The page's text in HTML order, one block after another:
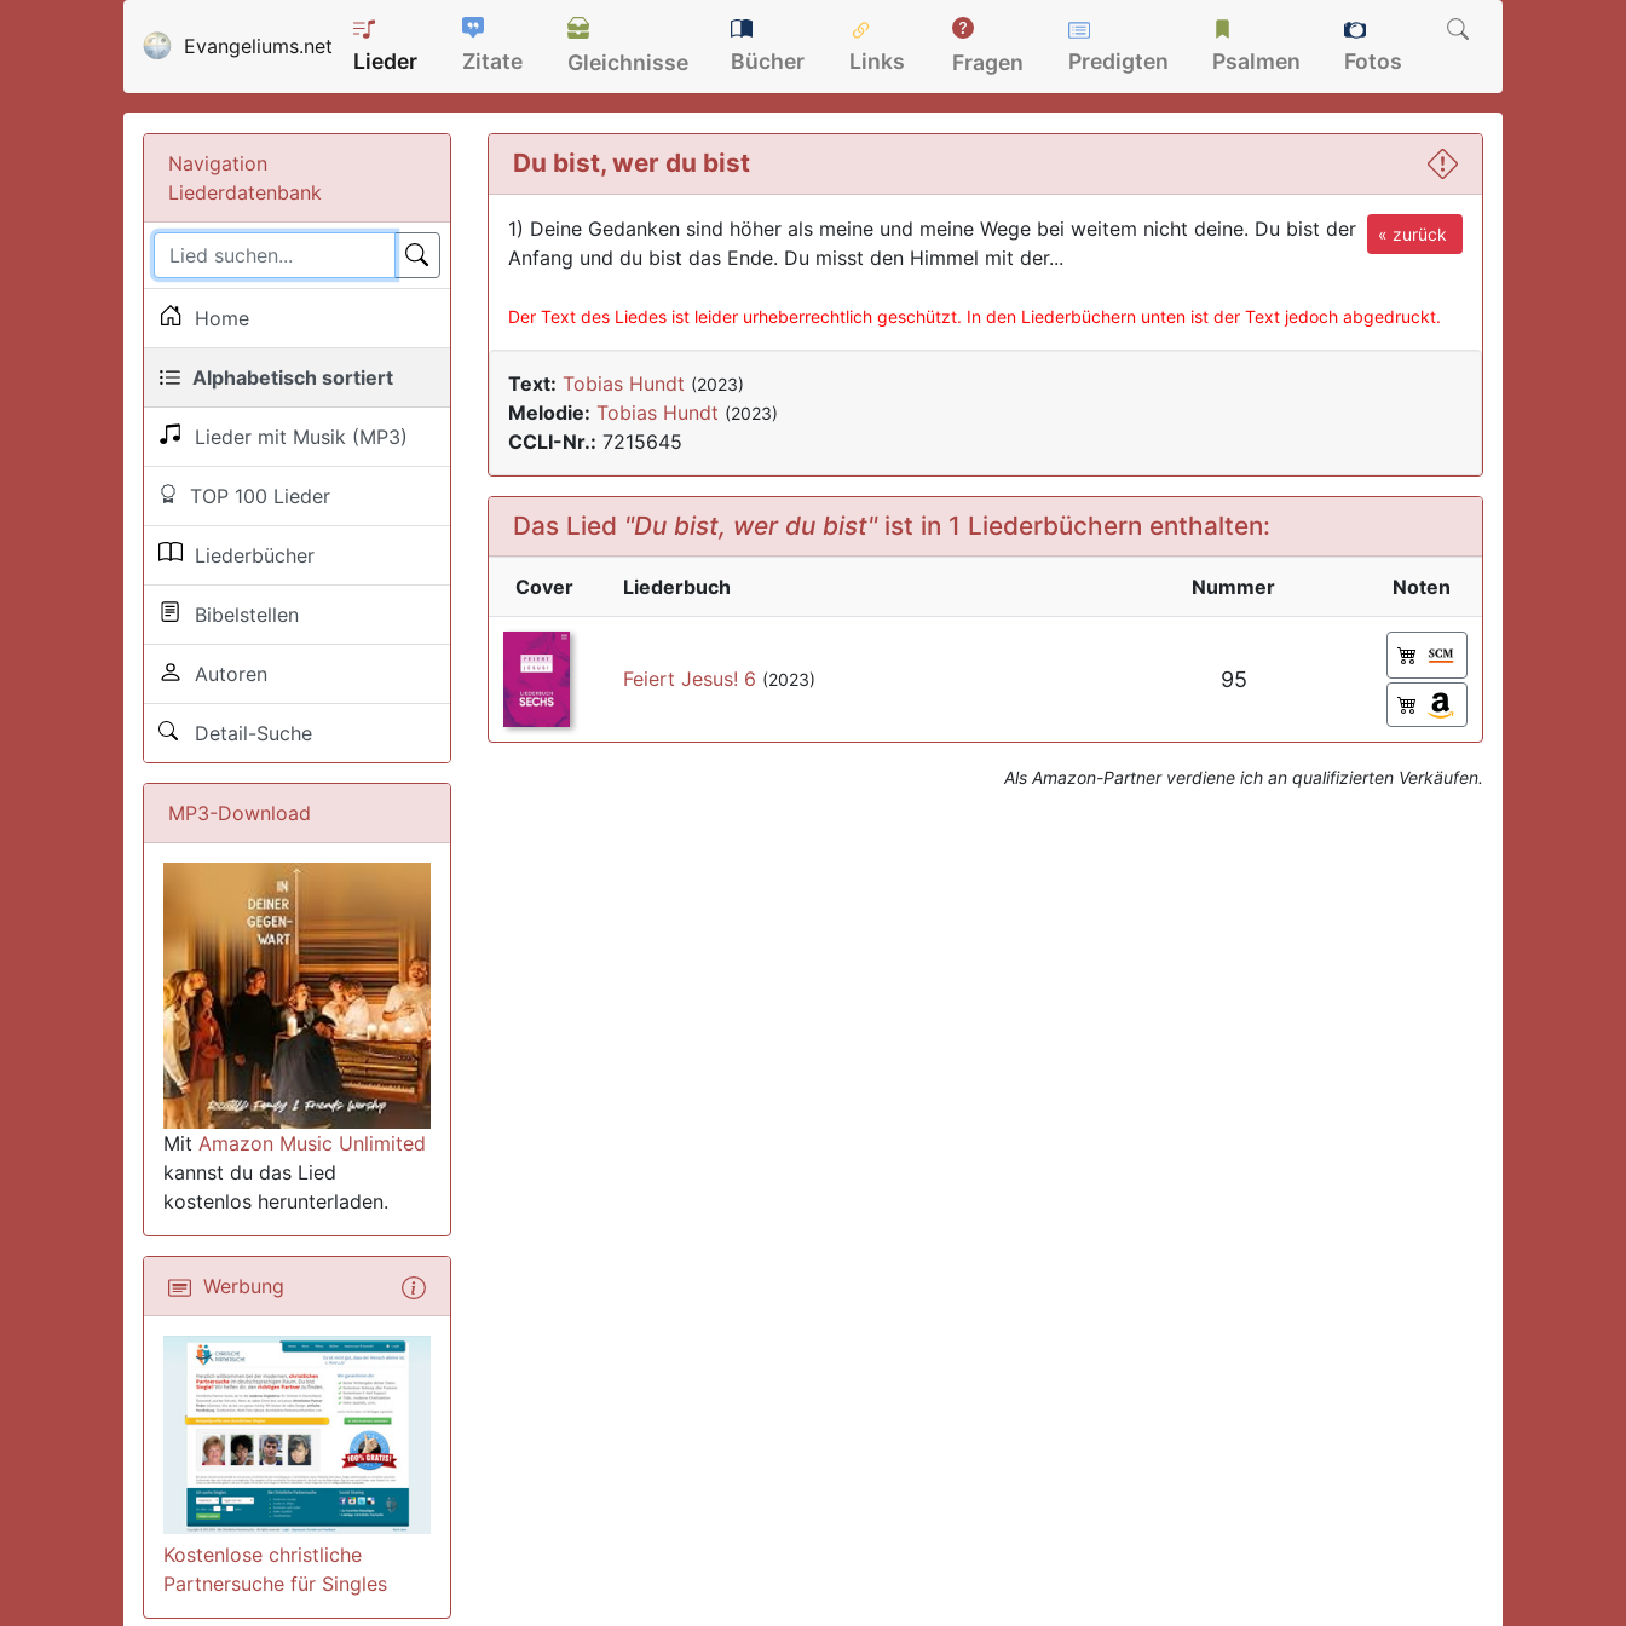
Evangeliums.net
Lieder Zitate Gleichnisse Bücher Links Fragen Predigten Psalmen Fotos
Navigation
Liederdatenbank
Home
Alphabetisch sortiert
Lieder mit Musik (MP3)
TOP 100 Lieder
Liederbücher
Bibelstellen
Autoren
Detail-Suche
MP3-Download
Mit Amazon Music Unlimited
kannst du das Lied
kostenlos herunterladen.
Werbung
Kostenlose christliche
Partnersuche für Singles
Du bist, wer du bist
« zurück
1) Deine Gedanken sind höher als meine und meine Wege bei weitem nicht deine. Du bist der
Anfang und du bist das Ende. Du misst den Himmel mit der...
Der Text des Liedes ist leider urheberrechtlich geschützt. In den Liederbüchern unten ist der Text jedoch abgedruckt.
Text: Tobias Hundt (2023)
Melodie: Tobias Hundt (2023)
CCLI-Nr.: 7215645
Das Lied "Du bist, wer du bist"ist in 1 Liederbüchern enthalten:
Cover Liederbuch Nummer Noten
Feiert Jesus! 6 (2023) 95
Als Amazon-Partner verdiene ich an qualifizierten Verkäufen.